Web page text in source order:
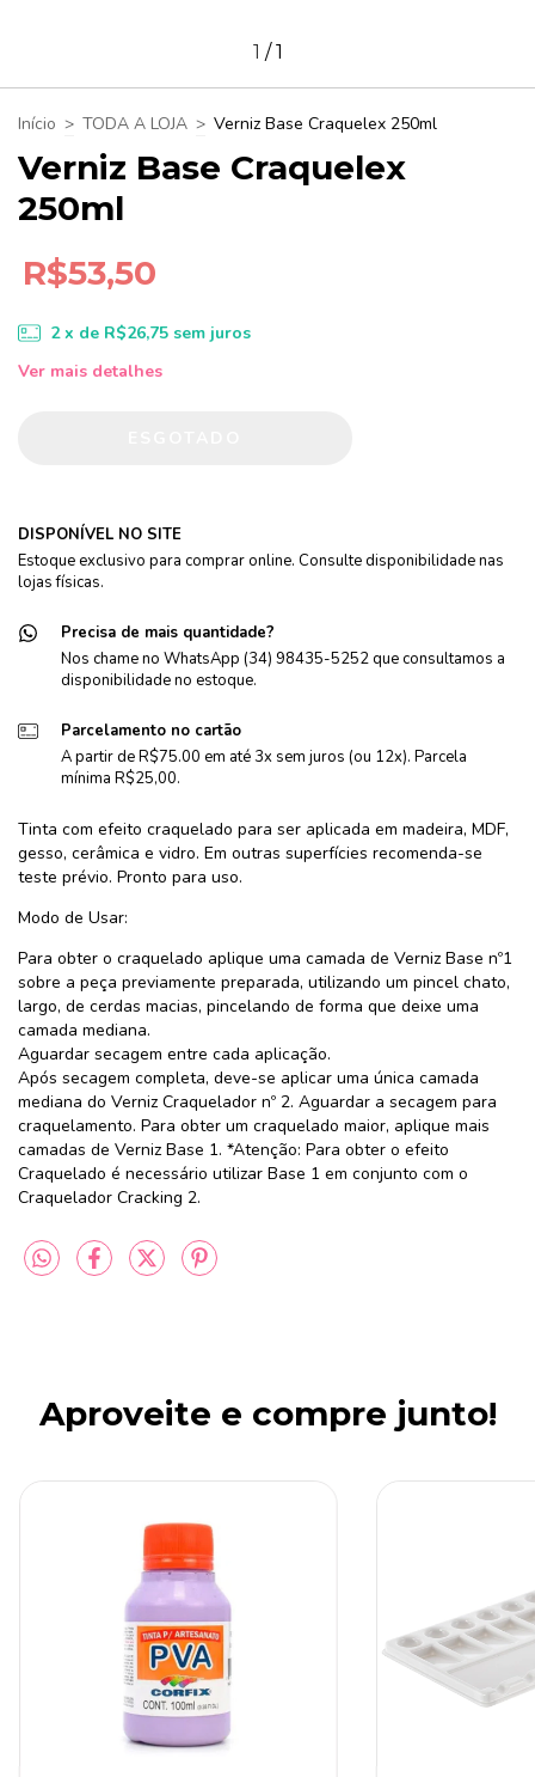
1 /1
Início > TODA A LOJA > Verniz Base Craquelex 250ml
Verniz Base Craquelex
250ml
R$53,50
2 x de R$26,75 sem juros
Ver mais detalhes
DISPONÍVEL NO SITE
Estoque exclusivo para comprar online. Consulte disponibilidade nas
lojas físicas.
Precisa de mais quantidade?
Nos chame no WhatsApp (34) 98435-5252 que consultamos a
disponibilidade no estoque.
Parcelamento no cartão
A partir de R$75.00 em até 3x sem juros (ou 12x). Parcela
mínima R$25,00.
Tinta com efeito craquelado para ser aplicada em madeira, MDF,
gesso, cerâmica e vidro. Em outras superfícies recomenda-se
teste prévio. Pronto para uso.
Modo de Usar:
Para obter o craquelado aplique uma camada de Verniz Base nº1
sobre a peça previamente preparada, utilizando um pincel chato,
largo, de cerdas macias, pincelando de forma que deixe uma
camada mediana.
Aguardar secagem entre cada aplicação.
Após secagem completa, deve-se aplicar uma única camada
mediana do Verniz Craquelador nº 2. Aguardar a secagem para
craquelamento. Para obter um craquelado maior, aplique mais
camadas de Verniz Base 1. *Atenção: Para obter o efeito
Craquelado é necessário utilizar Base 1 em conjunto com o
Craquelador Cracking 2.
Aproveite e compre junto!